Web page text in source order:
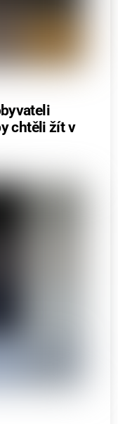
chtěli žít v